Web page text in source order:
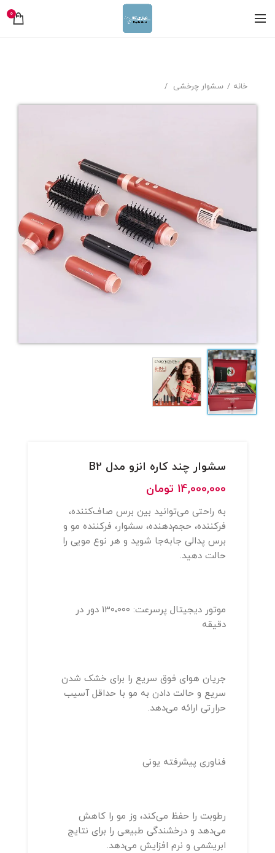
0
خانه سشوار چرخشی
سشوار چند کاره انزو مدل B2
14,000,000 تومان
به راحتی می‌توانید بین برس صاف‌کننده،
فرکننده، حجم‌دهنده، سشوار، فرکننده مو و
برس پدالی جابه‌جا شوید و هر نوع مویی را
حالت دهید.
موتور دیجیتال پرسرعت: ۱۳۰،۰۰۰ دور در
دقیقه
جریان هوای فوق سریع را برای خشک شدن
سریع و حالت دادن به مو با حداقل آسیب
حرارتی ارائه می‌دهد.
فناوری پیشرفته یونی
رطوبت را حفظ می‌کند، وز مو را کاهش
می‌دهد و درخشندگی طبیعی را برای نتایج
ابریشمی و نرم افزایش می‌دهد.